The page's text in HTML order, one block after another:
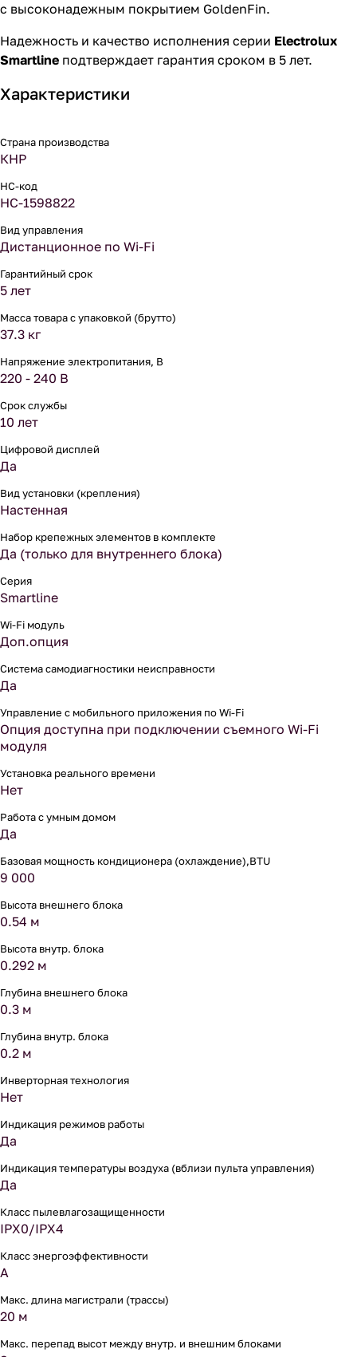
с высоконадежным покрытием GoldenFin.
Надежность и качество исполнения серии Electrolux
Smartline подтверждает гарантия сроком в 5 лет.
Характеристики
Страна производства
КНР
НС-код
НС-1598822
Вид управления
Дистанционное по Wi-Fi
Гарантийный срок
5 лет
Масса товара с упаковкой (брутто)
37.3 кг
Напряжение электропитания, В
220 - 240 В
Срок службы
10 лет
Цифровой дисплей
Да
Вид установки (крепления)
Настенная
Набор крепежных элементов в комплекте
Да (только для внутреннего блока)
Серия
Smartline
Wi-Fi модуль
Доп.опция
Система самодиагностики неисправности
Да
Управление c мобильного приложения по Wi-Fi
Опция доступна при подключении съемного Wi-Fi
модуля
Установка реального времени
Нет
Работа с умным домом
Да
Базовая мощность кондиционера (охлаждение),BTU
9 000
Высота внешнего блока
0.54 м
Высота внутр. блока
0.292 м
Глубина внешнего блока
0.3 м
Глубина внутр. блока
0.2 м
Инверторная технология
Нет
Индикация режимов работы
Да
Индикация температуры воздуха (вблизи пульта управления)
Да
Класс пылевлагозащищенности
IPX0/IPX4
Класс энергоэффективности
A
Макс. длина магистрали (трассы)
20 м
Макс. перепад высот между внутр. и внешним блоками